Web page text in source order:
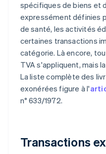
spécifiques de biens et
expressément définies
de santé, les activités
certaines transactions
catégorie. Là encore,
TVA s'appliquent, mais
La liste complète des
exonérées figure à l'
n° 633/1972.
Transactions